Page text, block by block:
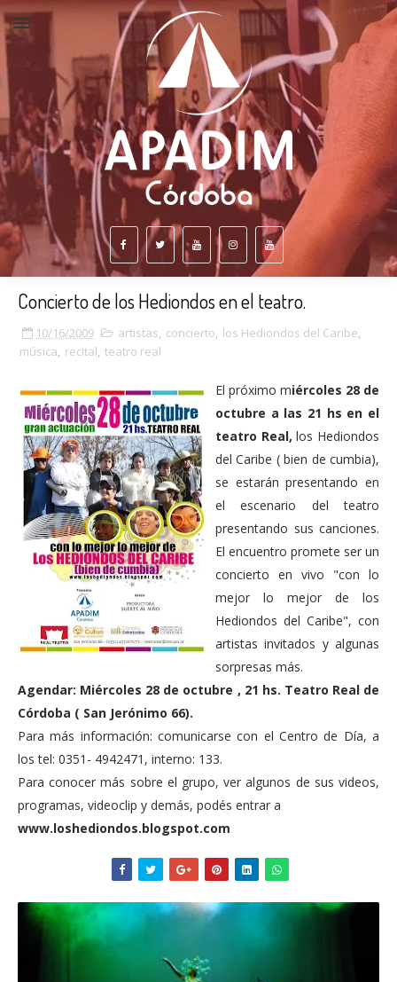
Concierto de los Hediondos en el teatro.
10/16/2009 artistas, concierto, los Hediondos del Caribe,
música, recital, teatro real
El próximo miércoles 28 de
octubre a las 21 hs en el
teatro Real,los Hediondos
del Caribe ( bien de cumbia),
se estarán presentando en
el escenario del teatro
presentando sus canciones.
El encuentro promete ser un
concierto en vivo "con lo
mejor lo mejor de los
Hediondos del Caribe", con
artistas invitados y algunas
sorpresas más.
Agendar: Miércoles 28 de octubre , 21 hs. Teatro Real de
Córdoba ( San Jerónimo 66).
Para más información: comunicarse con el Centro de Día, a
los tel: 0351- 4942471, interno: 133.
Para conocer más sobre el grupo, ver algunos de sus videos,
programas, videoclip y demás, podés entrar a
www.loshediondos.blogspot.com